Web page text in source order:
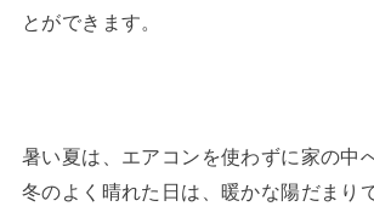
とができます。
暑い夏は、エアコンを使わずに家の中
冬のよく晴れた日は、暖かな陽だまり